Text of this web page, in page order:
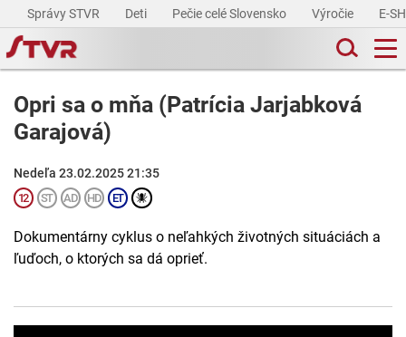
Správy STVR Deti Pečie celé Slovensko Výročie E-
Opri sa o mňa (Patrícia Jarjabková
Garajová)
Nedeľa 23.02.2025 21:35
Dokumentárny cyklus o neľahkých životných situáciách a
ľuďoch, o ktorých sa dá oprieť.